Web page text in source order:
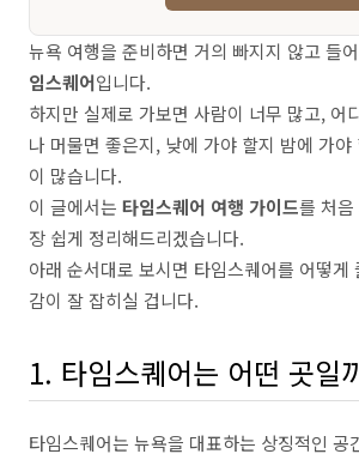
뉴욕 여행을 준비하면 거의 빠지지 않고 들
임스퀘어입니다.
하지만 실제로 가보면 사람이 너무 많고, 어
나 머물면 좋은지, 낮에 가야 할지 밤에 가야
이 많습니다.
이 글에서는 타임스퀘어 여행 가이드를 처
장 쉽게 정리해드리겠습니다.
아래 순서대로 보시면 타임스퀘어를 어떻게
감이 잘 잡히실 겁니다.
1. 타임스퀘어는 어떤 곳일
타임스퀘어는 뉴욕을 대표하는 상징적인 공